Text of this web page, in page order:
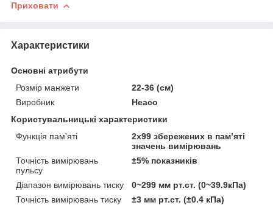
Приховати
Характеристики
Основні атрибути
Розмір манжети
22-36 (см)
Виробник
Heaco
Користувальницькі характеристики
Функція пам'яті
2x99 збережених в пам’яті
значень вимірювань
Точність вимірювань
пульсу
±5% показників
Діапазон вимірювань тиску
0~299 мм рт.ст. (0~39.9кПа)
Точність вимірювань тиску
±3 мм рт.ст. (±0.4 кПа)